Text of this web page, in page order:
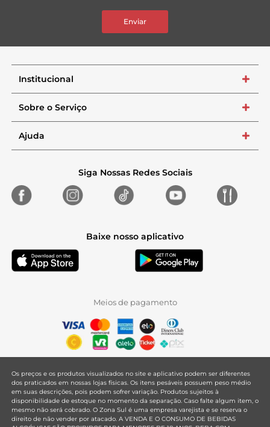
Enviar
Institucional +
Sobre o Serviço +
Ajuda +
Siga Nossas Redes Sociais
Baixe nosso aplicativo
Meios de pagamento
Os preços e os produtos visualizados no site e aplicativo podem ser diferentes
dos praticados em nossas lojas físicas. Os itens pesáveis possuem peso médio
em suas descrições, pois podem sofrer variação. Produtos sujeitos à
disponibilidade de estoque no momento da separação. Caso falte algum item, o
mesmo não será cobrado. O Zona Sul é uma empresa varejista e se reserva o
direito de não vender por atacado. A VENDA E O CONSUMO DE BEBIDAS